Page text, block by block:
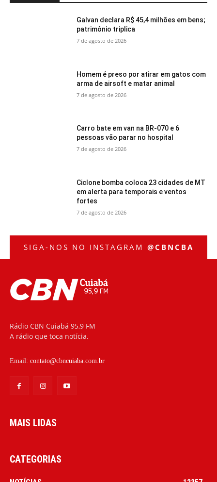
Galvan declara R$ 45,4 milhões em bens;
patrimônio triplica
7 de agosto de 2026
Homem é preso por atirar em gatos com
arma de airsoft e matar animal
7 de agosto de 2026
Carro bate em van na BR-070 e 6
pessoas vão parar no hospital
7 de agosto de 2026
Ciclone bomba coloca 23 cidades de MT
em alerta para temporais e ventos
fortes
7 de agosto de 2026
SIGA-NOS NO INSTAGRAM @CBNCBA
Rádio CBN Cuiabá 95,9 FM
A rádio que toca notícia.
Email: contato@cbncuiaba.com.br
MAIS LIDAS
CATEGORIAS